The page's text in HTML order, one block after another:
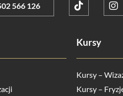
566 126
Kursy
Kursy –
Kursy –